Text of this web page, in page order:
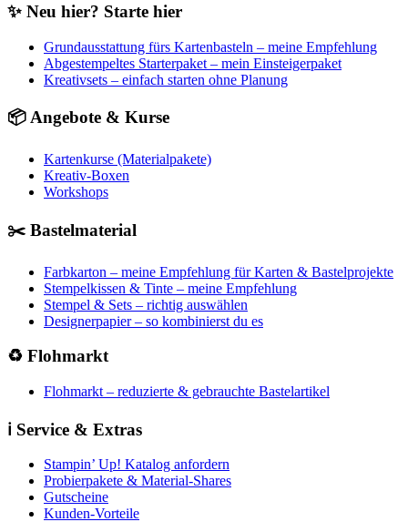
✨ Neu hier? Starte hier
Grundausstattung fürs Kartenbasteln – meine Empfehlung
Abgestempeltes Starterpaket – mein Einsteigerpaket
Kreativsets – einfach starten ohne Planung
📦 Angebote & Kurse
Kartenkurse (Materialpakete)
Kreativ-Boxen
Workshops
✂️ Bastelmaterial
Farbkarton – meine Empfehlung für Karten & Bastelprojekte
Stempelkissen & Tinte – meine Empfehlung
Stempel & Sets – richtig auswählen
Designerpapier – so kombinierst du es
♻️ Flohmarkt
Flohmarkt – reduzierte & gebrauchte Bastelartikel
ℹ️ Service & Extras
Stampin’ Up! Katalog anfordern
Probierpakete & Material-Shares
Gutscheine
Kunden-Vorteile